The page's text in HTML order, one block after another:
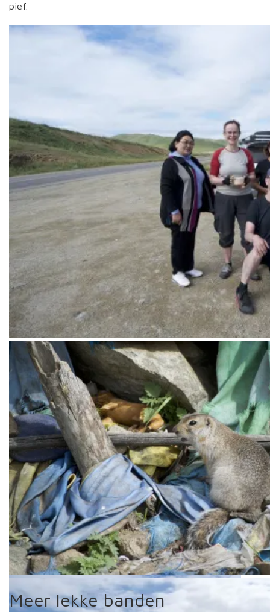
pief.
Uiteraard moeten we op de foto met de Mongoolse famile met
Als ik het goed begreep waren ze moslim, maar dat
houdt ze niet tegen om wodka te drinken en dat ook te
offeren bij de sjamanistische Ovoo.
En dan nu toch echt een marmot.
Meer lekke banden